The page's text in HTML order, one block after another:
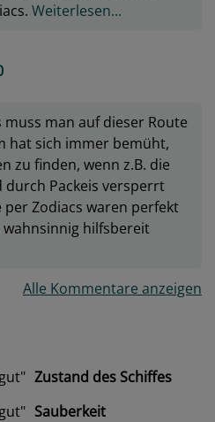
Weiterlesen...
man auf dieser Route
hat sich immer bemüht,
zu finden, wenn z.B. die
durch Packeis versperrt
per Zodiacs waren perfekt
hilfsbereit
Alle Kommentare anzeigen
Zustand des Schiffes
Sauberkeit